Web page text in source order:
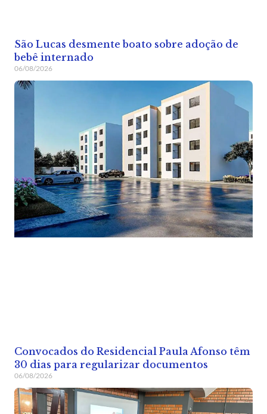
São Lucas desmente boato sobre adoção de
bebê internado
06/08/2026
Convocados do Residencial Paula Afonso têm
30 dias para regularizar documentos
06/08/2026